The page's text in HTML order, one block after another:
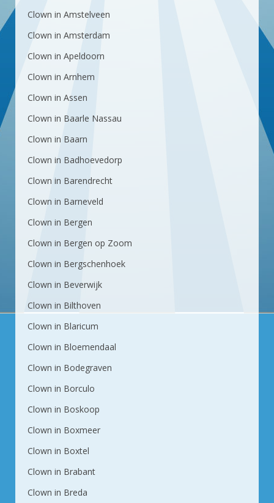
Clown in Amstelveen
Clown in Amsterdam
Clown in Apeldoorn
Clown in Arnhem
Clown in Assen
Clown in Baarle Nassau
Clown in Baarn
Clown in Badhoevedorp
Clown in Barendrecht
Clown in Barneveld
Clown in Bergen
Clown in Bergen op Zoom
Clown in Bergschenhoek
Clown in Beverwijk
Clown in Bilthoven
Clown in Blaricum
Clown in Bloemendaal
Clown in Bodegraven
Clown in Borculo
Clown in Boskoop
Clown in Boxmeer
Clown in Boxtel
Clown in Brabant
Clown in Breda